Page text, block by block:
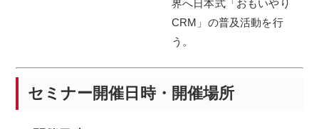
界へ日本式「おもいやり
CRM」の普及活動を行
う。
セミナー開催日時・開催場所